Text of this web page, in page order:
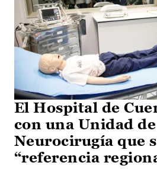
El Hospital de
con una Unidad de
Neurocirugía que
“referencia